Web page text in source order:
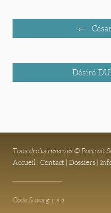
Désiré
Tous droits réservés © Portrait
Accueil Contact Dossiers
Code & design: s.a